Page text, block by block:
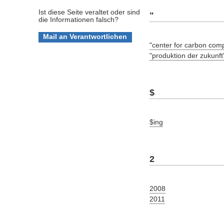
Ist diese Seite veraltet oder sind
die Informationen falsch?
"
"center for carbon
"produktion der
$
$ing
2
2008
2011